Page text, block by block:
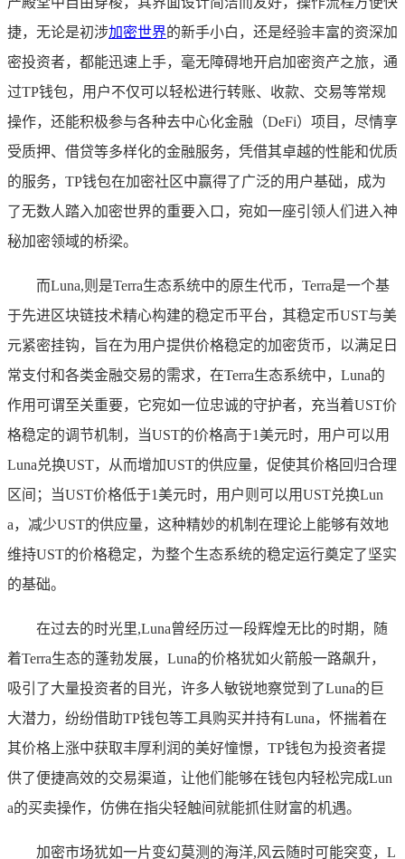
捷，无论是初涉加密世界的新手小白，还是经验丰富的资深加
密投资者，都能迅速上手，毫无障碍地开启加密资产之旅，通
过TP钱包，用户不仅可以轻松进行转账、收款、交易等常规
操作，还能积极参与各种去中心化金融（DeFi）项目，尽情享
受质押、借贷等多样化的金融服务，凭借其卓越的性能和优质
的服务，TP钱包在加密社区中赢得了广泛的用户基础，成为
了无数人踏入加密世界的重要入口，宛如一座引领人们进入神
秘加密领域的桥梁。
而Luna,则是Terra生态系统中的原生代币，Terra是一个基
于先进区块链技术精心构建的稳定币平台，其稳定币UST与美
元紧密挂钩，旨在为用户提供价格稳定的加密货币，以满足日
常支付和各类金融交易的需求，在Terra生态系统中，Luna的
作用可谓至关重要，它宛如一位忠诚的守护者，充当着UST价
格稳定的调节机制，当UST的价格高于1美元时，用户可以用
Luna兑换UST，从而增加UST的供应量，促使其价格回归合理
区间；当UST价格低于1美元时，用户则可以用UST兑换Lun
a，减少UST的供应量，这种精妙的机制在理论上能够有效地
维持UST的价格稳定，为整个生态系统的稳定运行奠定了坚实
的基础。
在过去的时光里,Luna曾经历过一段辉煌无比的时期，随
着Terra生态的蓬勃发展，Luna的价格犹如火箭般一路飙升，
吸引了大量投资者的目光，许多人敏锐地察觉到了Luna的巨
大潜力，纷纷借助TP钱包等工具购买并持有Luna，怀揣着在
其价格上涨中获取丰厚利润的美好憧憬，TP钱包为投资者提
供了便捷高效的交易渠道，让他们能够在钱包内轻松完成Lun
a的买卖操作，仿佛在指尖轻触间就能抓住财富的机遇。
加密市场犹如一片变幻莫测的海洋,风云随时可能突变，L